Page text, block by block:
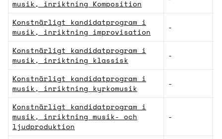
musik, inriktning Komposition
Konstnärligt kandidatprogram i
musik, inriktning improvisation
-
Konstnärligt kandidatprogram i
musik, inriktning klassisk
-
Konstnärligt kandidatprogram i
musik, inriktning kyrkomusik
-
Konstnärligt kandidatprogram i
musik, inriktning musik- och
ljudproduktion
-